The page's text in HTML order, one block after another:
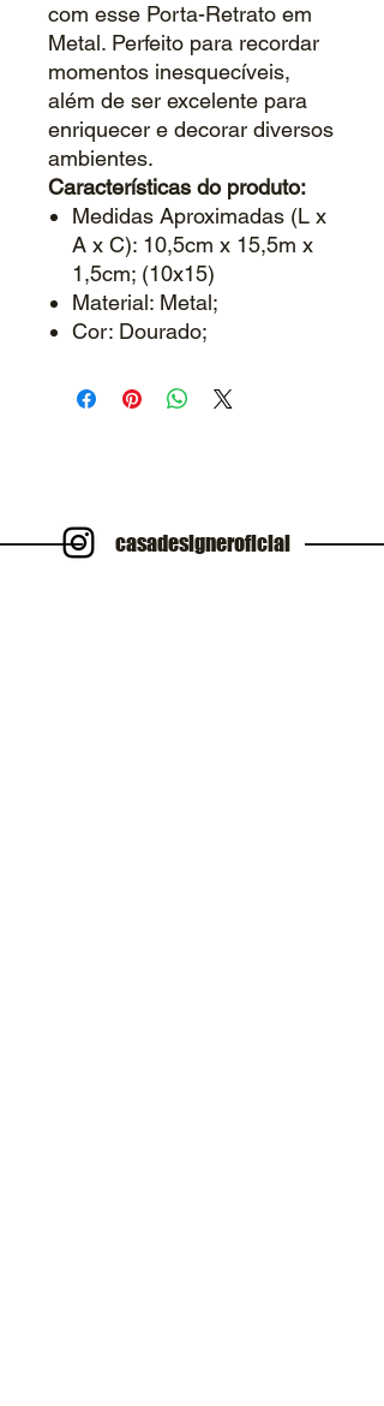
com esse Porta-Retrato em
Metal. Perfeito para recordar
momentos inesquecíveis,
além de ser excelente para
enriquecer e decorar diversos
ambientes.
Características do produto:
Medidas Aproximadas (L x
A x C): 10,5cm x 15,5m x
1,5cm; (10x15)
Material: Metal;
Cor: Dourado;
casadesigneroficial